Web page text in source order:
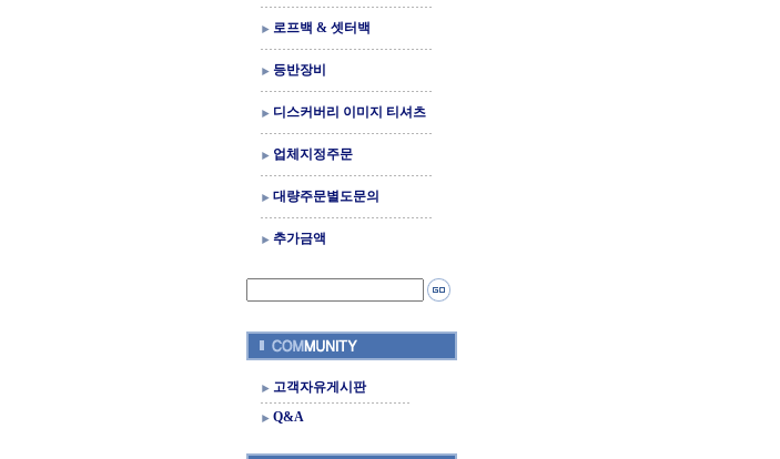
로프백 & 셋터백
등반장비
디스커버리 이미지 티셔츠
업체지정주문
대량주문별도문의
추가금액
고객자유게시판
Q&A